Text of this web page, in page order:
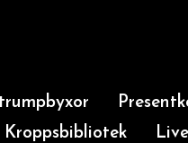
Kroppsbibliotek